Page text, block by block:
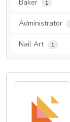
Baker 1
Administrator
Nail Art 1